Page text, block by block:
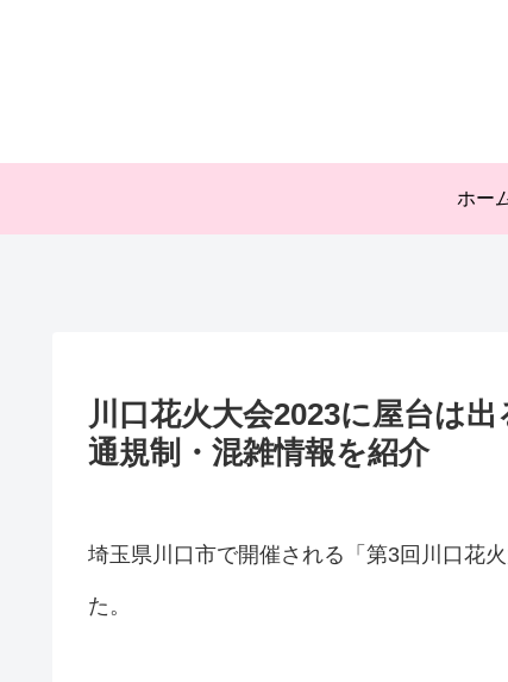
ホー
川口花火大会2023に屋台は
通規制・混雑情報を紹介
埼玉県川口市で開催される「第3回川口花
た。